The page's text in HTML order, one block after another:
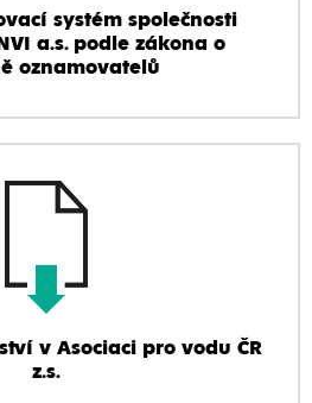
systém společnosti
a.s. podle zákona o
oznamovatelů
v Asociaci pro vodu ČR
z.s.